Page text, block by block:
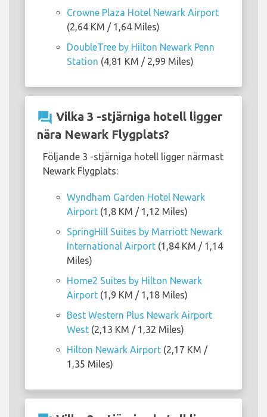
Crowne Plaza Hotel Newark Airport
(2,64 KM / 1,64 Miles)
DoubleTree by Hilton Newark Penn
Station (4,81 KM / 2,99 Miles)
question_answer Vilka 3 -stjärniga hotell ligger
nära Newark Flygplats?
Följande 3 -stjärniga hotell ligger närmast
Newark Flygplats:
Wyndham Garden Hotel Newark
Airport (1,8 KM / 1,12 Miles)
SpringHill Suites by Marriott Newark
International Airport (1,84 KM / 1,14
Miles)
Home2 Suites by Hilton Newark
Airport (1,9 KM / 1,18 Miles)
Best Western Plus Newark Airport
West (2,13 KM / 1,32 Miles)
Hilton Newark Airport (2,17 KM /
1,35 Miles)